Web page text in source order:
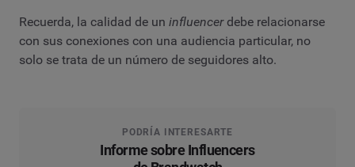
Recuerda, la calidad de un influencerdebe relacionarse
con sus conexiones con una audiencia particular, no
solo se trata de un número de seguidores alto.
PODRÍA INTERESARTE
Informe sobre Influencers